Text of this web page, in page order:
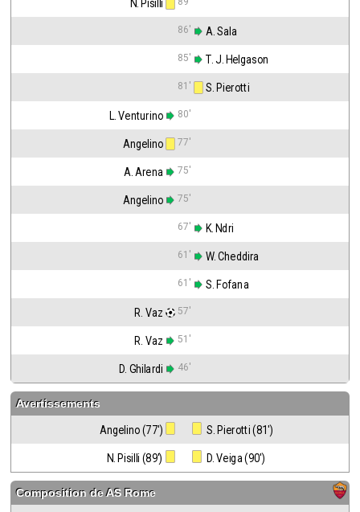
N. Pisilli
86' A. Sala
85' T. J. Helgason
81' S. Pierotti
L. Venturino 80'
Angelino 77'
A. Arena 75'
Angelino 75'
67' K. Ndri
61' W. Cheddira
61' S. Fofana
R. Vaz 57'
R. Vaz 51'
D. Ghilardi 46'
Avertissements
Angelino (77') S. Pierotti (81')
N. Pisilli (89') D. Veiga (90')
Composition deAS Rome